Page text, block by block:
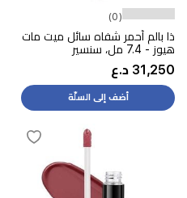
(0)
ذا بالم أحمر شفاه سائل ميت مات
هيوز - 7.4 مل، سنسير
31,250 د.ع
أضف إلى السلّة